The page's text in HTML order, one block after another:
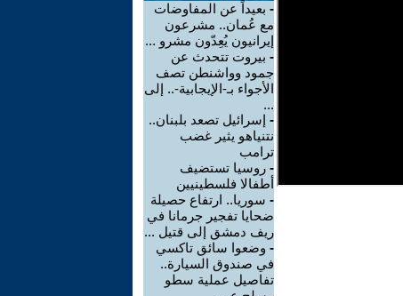
- بعيداً عن المفاوضات
مع عُمان.. مشرعون
إيرانيون يُعِدّون مشرو ...
- بيروت تتحدث عن
جمود وواشنطن تصف
الأجواء بـ-الإيجابية-.. إلى
...
- إسرائيل تصعد بلبنان..
نتنياهو يثير غضب
ترامب
- روسيا تستضيف
أطفالا فلسطينيين
- سوريا.. ارتفاع حصيلة
ضحايا تفجير جرمانا في
ريف دمشق إلى قتيل ...
- وضعوا سائق تاكسي
في صندوق السيارة..
تفاصيل عملية سطو